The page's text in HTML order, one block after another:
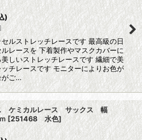
)
セルストレッチレースです 最高級の日
レースを 下着製作やマスクカバーに
しいストレッチレースです 繊細で美
チレースです モニターによりお色が
がご…
ケミカルレース サックス 幅
[251468 水色]